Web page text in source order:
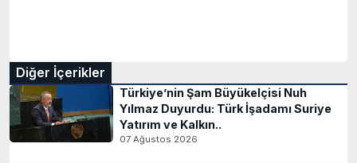
Diğer İçerikler
Türkiye’nin Şam Büyükelçisi Nuh
Yılmaz Duyurdu: Türk İşadamı Suriye
Yatırım ve Kalkın..
07 Ağustos 2026